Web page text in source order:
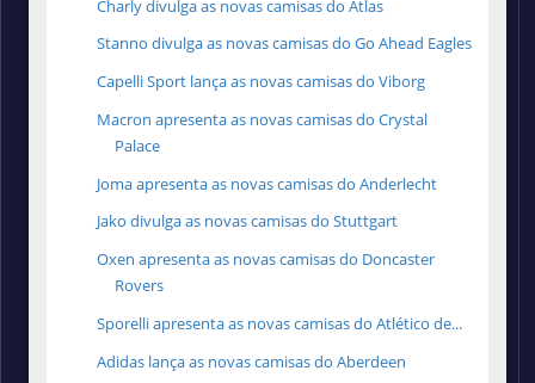
Charly divulga as novas camisas do Atlas
Stanno divulga as novas camisas do Go Ahead Eagles
Capelli Sport lança as novas camisas do Viborg
Macron apresenta as novas camisas do Crystal
Palace
Joma apresenta as novas camisas do Anderlecht
Jako divulga as novas camisas do Stuttgart
Oxen apresenta as novas camisas do Doncaster
Rovers
Sporelli apresenta as novas camisas do Atlético de...
Adidas lança as novas camisas do Aberdeen